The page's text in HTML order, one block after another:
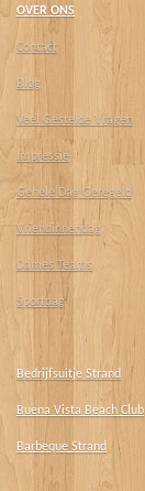
OVER ONS
Contact
Blog
Veel Gestelde Vragen
Impressie
Gehele Dag Geregeld
Vriendinnendag
Dames Teams
Sportdag
Bedrijfsuitje Strand
Buena Vista Beach Club
Barbeque Strand